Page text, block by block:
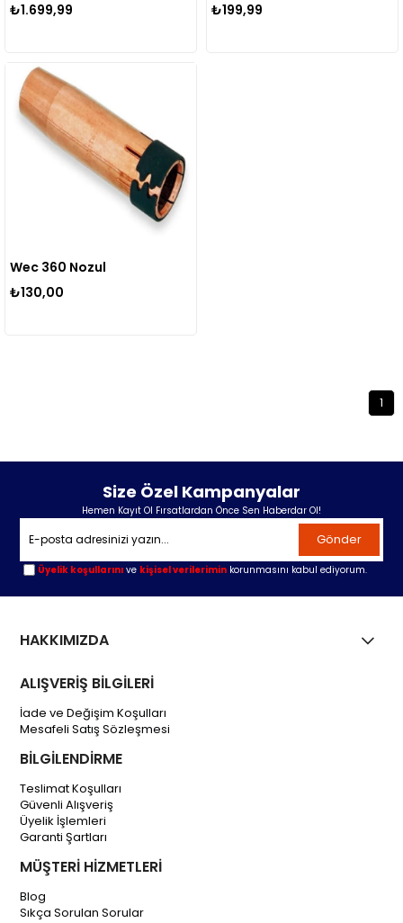
₺1.699,99
₺199,99
Wec 360 Nozul
₺130,00
1
Size Özel Kampanyalar
Hemen Kayıt Ol Fırsatlardan Önce Sen Haberdar Ol!
Gönder
Üyelik koşullarını ve kişisel verilerimin korunmasını kabul ediyorum.
HAKKIMIZDA
ALIŞVERİŞ BİLGİLERİ
İade ve Değişim Koşulları
Mesafeli Satış Sözleşmesi
BİLGİLENDİRME
Teslimat Koşulları
Güvenli Alışveriş
Üyelik İşlemleri
Garanti Şartları
MÜŞTERİ HİZMETLERİ
Blog
Sıkça Sorulan Sorular